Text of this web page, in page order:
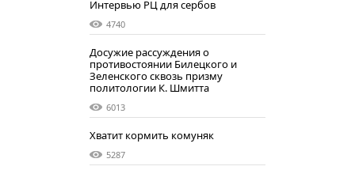
Интервью РЦ для сербов
4740
Досужие рассуждения о
противостоянии Билецкого и
Зеленского сквозь призму
политологии К. Шмитта
6013
Хватит кормить комуняк
5287